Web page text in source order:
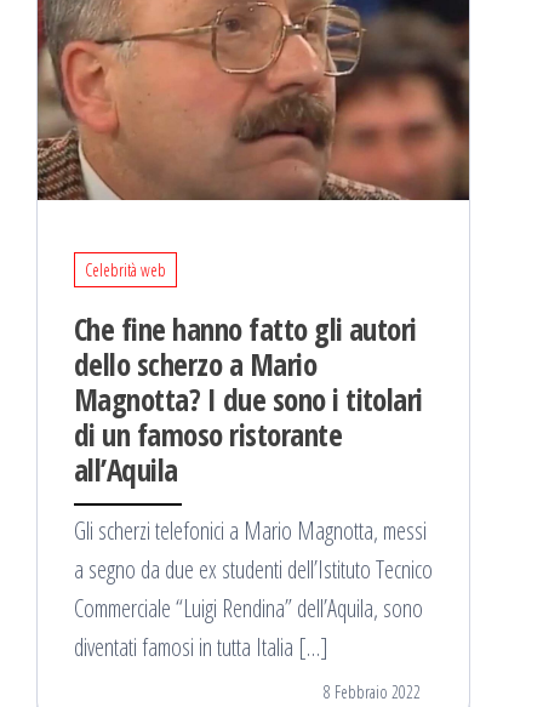
Celebrità web
Che fine hanno fatto gli autori
dello scherzo a Mario
Magnotta? I due sono i titolari
di un famoso ristorante
all’Aquila
Gli scherzi telefonici a Mario Magnotta, messi
a segno da due ex studenti dell’Istituto Tecnico
Commerciale “Luigi Rendina” dell’Aquila, sono
diventati famosi in tutta Italia […]
8 Febbraio 2022